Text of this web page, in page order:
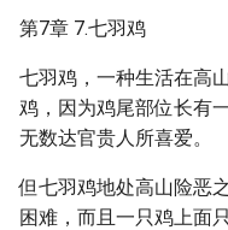
第7章 7.七羽鸡
七羽鸡，一种生活在高
鸡，因为鸡尾部位长有
无数达官贵人所喜爱。
但七羽鸡地处高山险恶
困难，而且一只鸡上面